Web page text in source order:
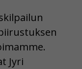
Jyri